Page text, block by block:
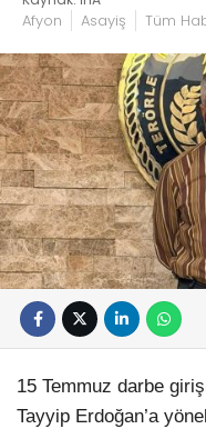
Afyon Asayiş Tüm
15 Temmuz darbe
Tayyip Erdoğan’a